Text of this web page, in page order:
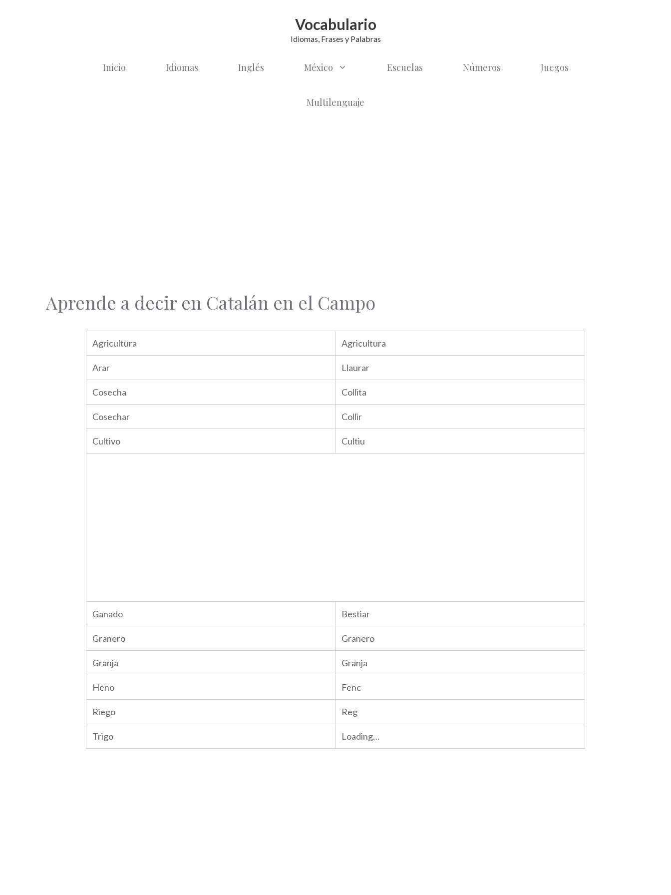
Vocabulario
Idiomas, Frases y Palabras
Inicio Idiomas Inglés México Escuelas Números Juegos
Multilenguaje
Aprende a decir en Catalán en el Campo
Agricultura Agricultura
Arar Llaurar
Cosecha Collita
Cosechar Collir
Cultivo Cultiu
Ganado Bestiar
Granero Granero
Granja Granja
Heno Fenc
Riego Reg
Trigo Loading…